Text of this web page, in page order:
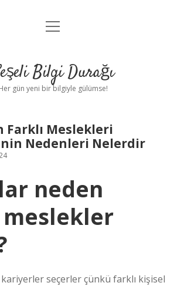
Anasayfa
Yasal Uyarı
menüyü
Bilgi Durağı
gün yeni bir bilgiyle gülümse!
Farklı Meslekleri
Nedenleri Nelerdir
neden
seçerler çünkü farklı kişisel